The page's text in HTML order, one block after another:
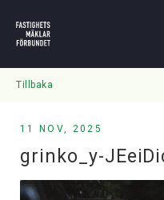
Tillbaka
11 NOV, 2025
grinko_y-